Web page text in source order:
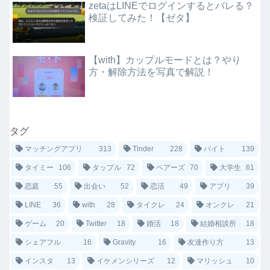
zetaはLINEでログインするとバレる？
検証してみた！【ゼタ】
【with】カップルモードとは？やり
方・解除方法を写真で解説！
タグ
マッチングアプリ 313 Tinder 228 バイト 139
タイミー 106 タップル 72 ペアーズ 70 大学生 61
恋庭 55 出会い 52 恋活 49 アプリ 39
LINE 36 with 28 タイクレ 24 オンクレ 21
ゲーム 20 Twitter 18 婚活 18 結婚相談所 18
シェアフル 16 Gravity 16 友達作り方 13
インスタ 13 イケメンシリーズ 12 マリッシュ 10